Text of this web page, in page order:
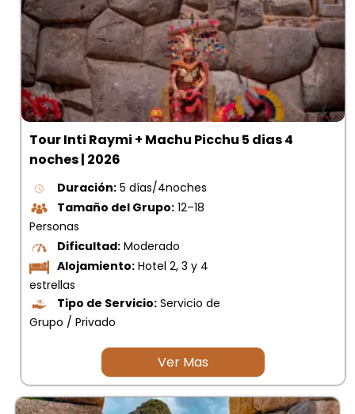
Tour Inti Raymi + Machu Picchu 5 dias 4
noches | 2026
Duración: 5 días/4noches
Tamaño del Grupo: 12–18
Personas
Dificultad: Moderado
Alojamiento: Hotel 2, 3 y 4
estrellas
Tipo de Servicio: Servicio de
Grupo / Privado
Ver Mas